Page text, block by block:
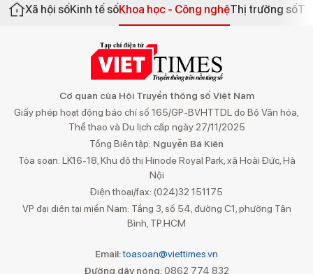
Xã hội sốKinh tế sốKhoa học - Công nghệThị trường số
Cơ quan của Hội Truyền thông số Việt Nam
Giấy phép hoạt động báo chí số 165/GP-BVHTTDL do Bộ Văn hóa,
Thể thao và Du lịch cấp ngày 27/11/2025
Tổng Biên tập: Nguyễn Bá Kiên
Tòa soạn: LK16-18, Khu đô thị Hinode Royal Park, xã Hoài Đức, Hà
Nội
Điện thoại/fax: (024)32 151175
VP đại diện tại miền Nam: Tầng 3, số 54, đường C1, phường Tân
Bình, TP.HCM
Email:toasoan@viettimes.vn
Đường dây nóng: 0862 774 832